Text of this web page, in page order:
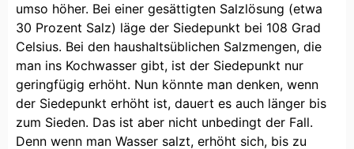
umso höher. Bei einer gesättigten Salzlösung (etwa
30 Prozent Salz) läge der Siedepunkt bei 108 Grad
Celsius. Bei den haushaltsüblichen Salzmengen, die
man ins Kochwasser gibt, ist der Siedepunkt nur
geringfügig erhöht. Nun könnte man denken, wenn
der Siedepunkt erhöht ist, dauert es auch länger bis
zum Sieden. Das ist aber nicht unbedingt der Fall.
Denn wenn man Wasser salzt, erhöht sich, bis zu